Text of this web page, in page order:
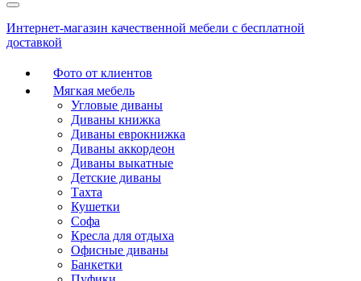
Интернет-магазин качественной мебели с бесплатной
доставкой
Фото от клиентов
Мягкая мебель
Угловые диваны
Диваны книжка
Диваны еврокнижка
Диваны аккордеон
Диваны выкатные
Детские диваны
Тахта
Кушетки
Софа
Кресла для отдыха
Офисные диваны
Банкетки